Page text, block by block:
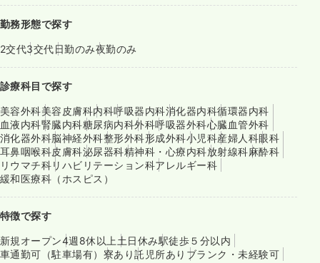
勤務形態で探す
2交代3交代日勤のみ夜勤のみ
診療科目で探す
美容外科美容皮膚科内科呼吸器内科消化器内科循環器内科
血液内科腎臓内科糖尿病内科外科呼吸器外科心臓血管外科
消化器外科脳神経外科整形外科形成外科小児科産婦人科眼科
耳鼻咽喉科皮膚科泌尿器科精神科・心療内科放射線科麻酔科
リウマチ科リハビリテーション科アレルギー科
緩和医療科（ホスピス）
特徴で探す
新規オープン4週8休以上 土日休み駅徒歩５分以内
車通勤可（駐車場有） 寮あり託児所あり ブランク・未経験可